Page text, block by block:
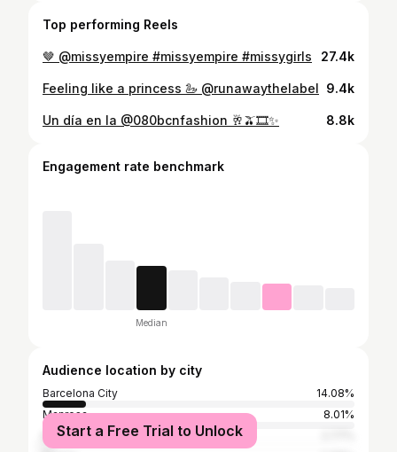
Top performing Reels
🤎 @missyempire #missyempire #missygirls 27.4k
Feeling like a princess 🦢 @runawaythelabel 9.4k
Un día en la @080bcnfashion 🥂🫒🎞️✨ 8.8k
Engagement rate benchmark
Median
Audience location by city
Barcelona City
14.08%
Manresa
8.01%
Madrid city
Start a Free Trial to Unlock